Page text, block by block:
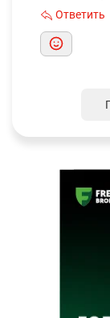
Ответить